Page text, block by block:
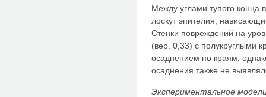
Между углами тупого
лоскут эпителия,
Стенки повреждений на
(вер. 0,33) с полукруглыми
осаднением по краям,
осаднения также не
Экспериментальное